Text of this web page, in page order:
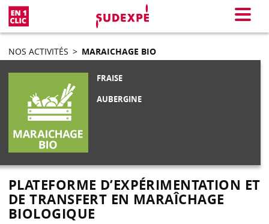
Menu
NOS ACTIVITÉS > MARAICHAGE BIO
FRAISE
AUBERGINE
PLATEFORME D’EXPÉRIMENTATION ET
DE TRANSFERT EN MARAÎCHAGE
BIOLOGIQUE